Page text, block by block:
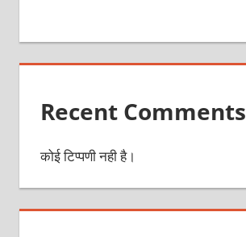
Recent Comments
कोई टिप्पणी नही है।